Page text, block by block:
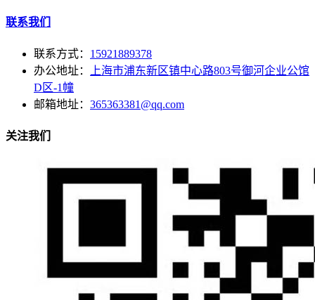
联系我们
联系方式： 15921889378
办公地址：
上海市浦东新区镇中心路803号御河企业公馆
D区-1幢
邮箱地址： 365363381@qq.com
关注我们